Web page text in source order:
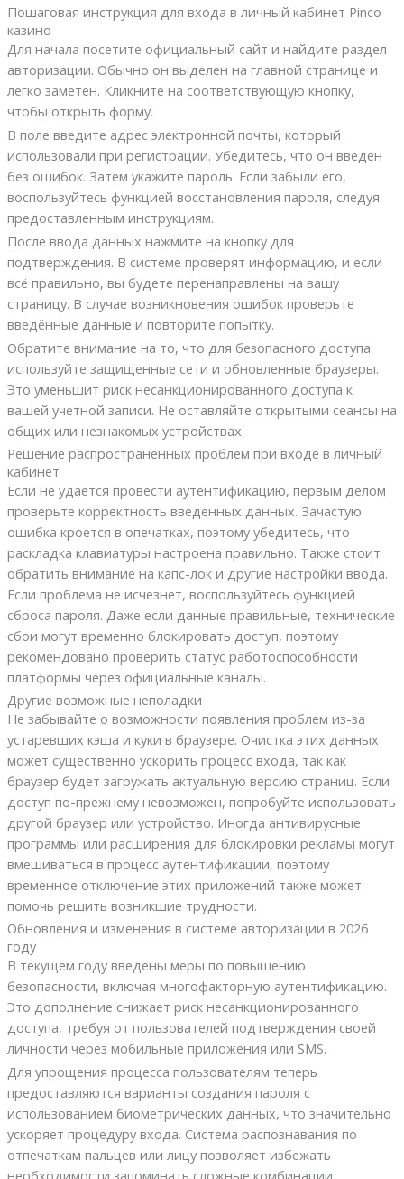
Пошаговая инструкция для входа в личный кабинет Pinco
казино
Для начала посетите официальный сайт и найдите раздел
авторизации. Обычно он выделен на главной странице и
легко заметен. Кликните на соответствующую кнопку,
чтобы открыть форму.
В поле введите адрес электронной почты, который
использовали при регистрации. Убедитесь, что он введен
без ошибок. Затем укажите пароль. Если забыли его,
воспользуйтесь функцией восстановления пароля, следуя
предоставленным инструкциям.
После ввода данных нажмите на кнопку для
подтверждения. В системе проверят информацию, и если
всё правильно, вы будете перенаправлены на вашу
страницу. В случае возникновения ошибок проверьте
введённые данные и повторите попытку.
Обратите внимание на то, что для безопасного доступа
используйте защищенные сети и обновленные браузеры.
Это уменьшит риск несанкционированного доступа к
вашей учетной записи. Не оставляйте открытыми сеансы на
общих или незнакомых устройствах.
Решение распространенных проблем при входе в личный
кабинет
Если не удается провести аутентификацию, первым делом
проверьте корректность введенных данных. Зачастую
ошибка кроется в опечатках, поэтому убедитесь, что
раскладка клавиатуры настроена правильно. Также стоит
обратить внимание на капс-лок и другие настройки ввода.
Если проблема не исчезнет, воспользуйтесь функцией
сброса пароля. Даже если данные правильные, технические
сбои могут временно блокировать доступ, поэтому
рекомендовано проверить статус работоспособности
платформы через официальные каналы.
Другие возможные неполадки
Не забывайте о возможности появления проблем из-за
устаревших кэша и куки в браузере. Очистка этих данных
может существенно ускорить процесс входа, так как
браузер будет загружать актуальную версию страниц. Если
доступ по-прежнему невозможен, попробуйте использовать
другой браузер или устройство. Иногда антивирусные
программы или расширения для блокировки рекламы могут
вмешиваться в процесс аутентификации, поэтому
временное отключение этих приложений также может
помочь решить возникшие трудности.
Обновления и изменения в системе авторизации в 2026
году
В текущем году введены меры по повышению
безопасности, включая многофакторную аутентификацию.
Это дополнение снижает риск несанкционированного
доступа, требуя от пользователей подтверждения своей
личности через мобильные приложения или SMS.
Для упрощения процесса пользователям теперь
предоставляются варианты создания пароля с
использованием биометрических данных, что значительно
ускоряет процедуру входа. Система распознавания по
отпечаткам пальцев или лицу позволяет избежать
необходимости запоминать сложные комбинации